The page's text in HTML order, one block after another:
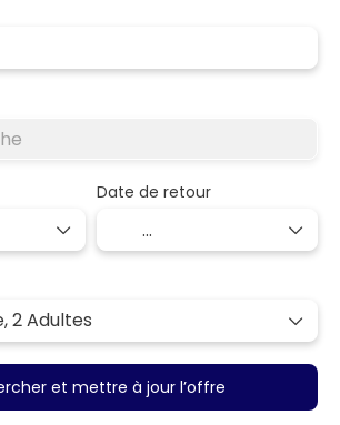
Date de retour
2 Adultes
et mettre à jour l’offre